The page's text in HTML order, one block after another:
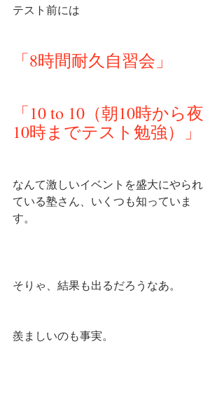
テスト前には
「8時間耐久自習会」
「10 to 10（朝10時から夜
10時までテスト勉強）」
なんて激しいイベントを盛大にやられ
ている塾さん、いくつも知っていま
す。
そりゃ、結果も出るだろうなあ。
羨ましいのも事実。